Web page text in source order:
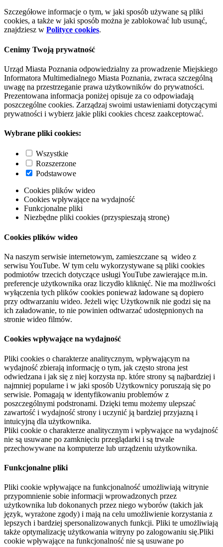
Szczegółowe informacje o tym, w jaki sposób używane są pliki
cookies, a także w jaki sposób można je zablokować lub usunąć,
znajdziesz w Polityce cookies.
Cenimy Twoją prywatność
Urząd Miasta Poznania odpowiedzialny za prowadzenie Miejskiego
Informatora Multimedialnego Miasta Poznania, zwraca szczególną
uwagę na przestrzeganie prawa użytkowników do prywatności.
Prezentowana informacja poniżej opisuje za co odpowiadają
poszczególne cookies. Zarządzaj swoimi ustawieniami dotyczącymi
prywatności i wybierz jakie pliki cookies chcesz zaakceptować.
Wybrane pliki cookies:
Wszystkie
Rozszerzone
Podstawowe
Cookies plików wideo
Cookies wpływające na wydajność
Funkcjonalne pliki
Niezbędne pliki cookies (przyspieszają stronę)
Cookies plików wideo
Na naszym serwisie internetowym, zamieszczane są wideo z
serwisu YouTube. W tym celu wykorzystywane są pliki cookies
podmiotów trzecich dotyczące usługi YouTube zawierające m.in.
preferencje użytkownika oraz liczydło kliknięć. Nie ma możliwości
wyłączenia tych plików cookies ponieważ ładowane są dopiero
przy odtwarzaniu wideo. Jeżeli więc Użytkownik nie godzi się na
ich załadowanie, to nie powinien odtwarzać udostępnionych na
stronie wideo filmów.
Cookies wpływające na wydajność
Pliki cookies o charakterze analitycznym, wpływającym na
wydajność zbierają informację o tym, jak często strona jest
odwiedzana i jak się z niej korzysta np. które strony są najbardziej i
najmniej popularne i w jaki sposób Użytkownicy poruszają się po
serwisie. Pomagają w identyfikowaniu problemów z
poszczególnymi podstronami. Dzięki temu możemy ulepszać
zawartość i wydajność strony i uczynić ją bardziej przyjazną i
intuicyjną dla użytkownika.
Pliki cookie o charakterze analitycznym i wpływające na wydajność
nie są usuwane po zamknięciu przeglądarki i są trwale
przechowywane na komputerze lub urządzeniu użytkownika.
Funkcjonalne pliki
Pliki cookie wpływające na funkcjonalność umożliwiają witrynie
przypomnienie sobie informacji wprowadzonych przez
użytkownika lub dokonanych przez niego wyborów (takich jak
język, wyrażone zgody) i mają na celu umożliwienie korzystania z
lepszych i bardziej spersonalizowanych funkcji. Pliki te umożliwiają
także optymalizację użytkowania witryny po zalogowaniu się.Pliki
cookie wpływające na funkcjonalność nie są usuwane po